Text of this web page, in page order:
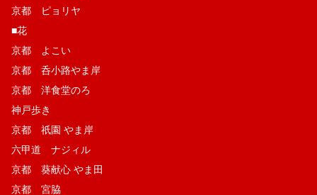
京都 ピョリヤ
■花
京都 よこい
京都 呑小路やま岸
京都 洋食堂のろ
神戸歩き
京都 祇園 やま岸
六甲道 ナジィル
京都 葵献心 やま田
京都 宮脇